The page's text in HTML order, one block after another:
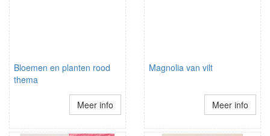
Bloemen en planten rood
thema
Meer info
Magnolia van vilt
Meer info